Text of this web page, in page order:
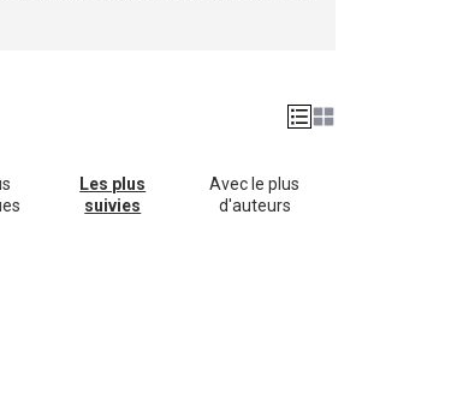
Les plus
suivies
Avec le plus
d'auteurs